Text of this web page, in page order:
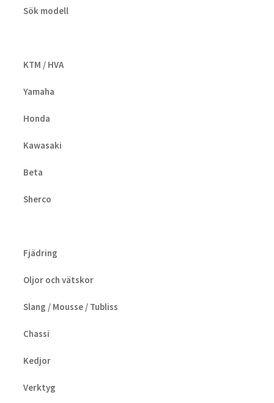
Sök modell
KTM / HVA
Yamaha
Honda
Kawasaki
Beta
Sherco
Fjädring
Oljor och vätskor
Slang / Mousse / Tubliss
Chassi
Kedjor
Verktyg